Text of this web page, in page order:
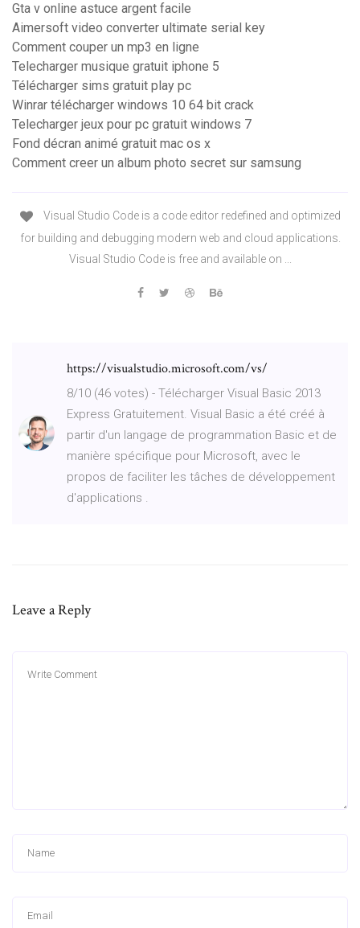
Gta v online astuce argent facile
Aimersoft video converter ultimate serial key
Comment couper un mp3 en ligne
Telecharger musique gratuit iphone 5
Télécharger sims gratuit play pc
Winrar télécharger windows 10 64 bit crack
Telecharger jeux pour pc gratuit windows 7
Fond décran animé gratuit mac os x
Comment creer un album photo secret sur samsung
Visual Studio Code is a code editor redefined and optimized
for building and debugging modern web and cloud applications.
Visual Studio Code is free and available on ...
https://visualstudio.microsoft.com/vs/
8/10 (46 votes) - Télécharger Visual Basic 2013
Express Gratuitement. Visual Basic a été créé à
partir d'un langage de programmation Basic et de
manière spécifique pour Microsoft, avec le
propos de faciliter les tâches de développement
d'applications .
Leave a Reply